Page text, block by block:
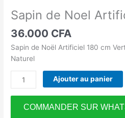
Sapin de Noel
36.000 CFA
Sapin de Noël Artificiel 180 cm
Naturel
Artificiel
vert
180cm
Ajouter au panier
COMMANDER SUR